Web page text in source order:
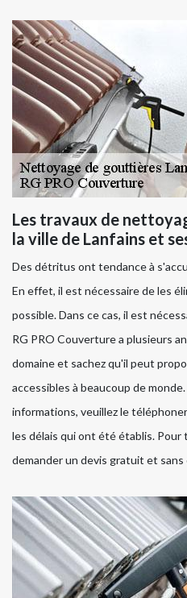
Les travaux de
la ville de Lanfains et
Des détritus ont tendance à
En effet, il est nécessaire de les
possible. Dans ce cas, il est
RG PRO Couverture a plusieurs
domaine et sachez qu'il peut
accessibles à beaucoup de
informations, veuillez le
les délais qui ont été établis. Pour
demander un devis gratuit et